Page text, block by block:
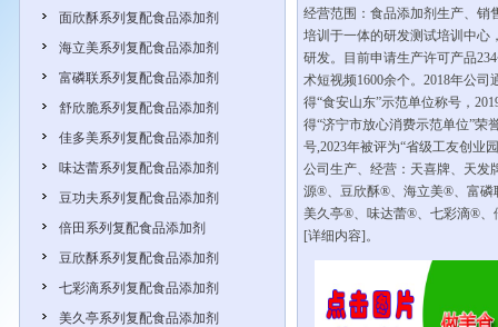
面欣酥系列复配食品添加剂
海立美系列复配食品添加剂
富磷联系列复配食品添加剂
舒欣脆系列复配食品添加剂
佳多美系列复配食品添加剂
味达蕾系列复配食品添加剂
豆功夫系列复配食品添加剂
倍田系列复配食品添加剂
豆欣酥系列复配食品添加剂
七彩滴系列复配食品添加剂
美久亭系列复配食品添加剂
经营范围：食品添加剂生产、销
培训于一体的研发测试培训中心
研发。目前申请生产许可产品
术短视频1600余个。2018年公司
得“食安山东”示范单位称号，
得“济宁市放心消费示范单位”荣
号,2023年被评为“省级工友创业
公司生产、经营：天喜牌、天发
源®、豆欣酥®、海立美®、富
美久亭®、味达蕾®、七彩滴®、
[详细内容]。